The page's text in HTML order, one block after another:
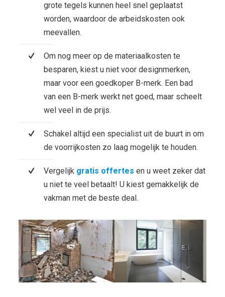
grote tegels kunnen heel snel geplaatst
worden, waardoor de arbeidskosten ook
meevallen.
Om nog meer op de materiaalkosten te
besparen, kiest u niet voor designmerken,
maar voor een goedkoper B-merk. Een bad
van een B-merk werkt net goed, maar scheelt
wel veel in de prijs.
Schakel altijd een specialist uit de buurt in om
de voorrijkosten zo laag mogelijk te houden.
Vergelijk gratis offertes en u weet zeker dat
u niet te veel betaalt! U kiest gemakkelijk de
vakman met de beste deal.